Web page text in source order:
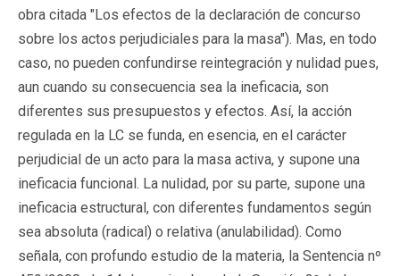
obra citada "Los efectos de la declaración de concurso
sobre los actos perjudiciales para la masa"). Mas, en todo
caso, no pueden confundirse reintegración y nulidad pues,
aun cuando su consecuencia sea la ineficacia, son
diferentes sus presupuestos y efectos. Así, la acción
regulada en la LC se funda, en esencia, en el carácter
perjudicial de un acto para la masa activa, y supone una
ineficacia funcional. La nulidad, por su parte, supone una
ineficacia estructural, con diferentes fundamentos según
sea absoluta (radical) o relativa (anulabilidad). Como
señala, con profundo estudio de la materia, la Sentencia nº